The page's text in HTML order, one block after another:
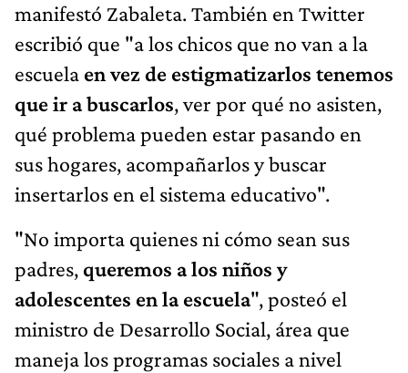
manifestó Zabaleta. También en Twitter
escribió que "a los chicos que no van a la
escuela en vez de estigmatizarlos tenemos
que ir a buscarlos, ver por qué no asisten,
qué problema pueden estar pasando en
sus hogares, acompañarlos y buscar
insertarlos en el sistema educativo".
"No importa quienes ni cómo sean sus
padres, queremos a los niños y
adolescentes en la escuela", posteó el
ministro de Desarrollo Social, área que
maneja los programas sociales a nivel